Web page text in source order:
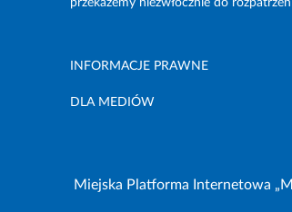
przekażemy niezwłocznie do
INFORMACJE PRAWNE
DLA MEDIÓW
Miejska Platforma Internetowa